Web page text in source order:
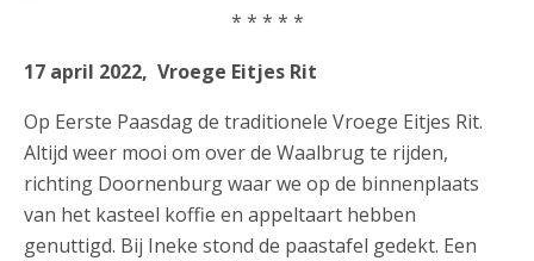
* * * * *
17 april 2022, Vroege Eitjes Rit
Op Eerste Paasdag de traditionele Vroege Eitjes Rit.
Altijd weer mooi om over de Waalbrug te rijden,
richting Doornenburg waar we op de binnenplaats
van het kasteel koffie en appeltaart hebben
genuttigd. Bij Ineke stond de paastafel gedekt. Een